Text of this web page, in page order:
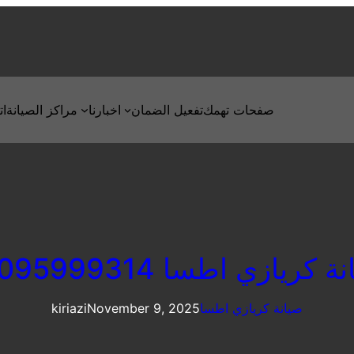
مراكز الصيانة اخبارنا تفعيل الضمانصفحات تهمك
كريازي اطسا 01095999314
kiriaziNovember 9, 2025صيانة كريازي اطسا